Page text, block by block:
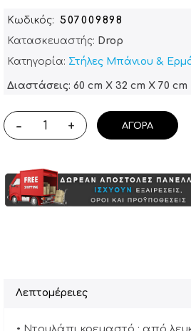
Κωδικός
507009898
Κατασκευαστής: Drop
Κατηγορία: Στήλες Μπάνιου &
Διαστάσεις: 60 cm X 32 cm X 70 cm
- + ΑΓΟΡΆ
Λεπτομέρειες